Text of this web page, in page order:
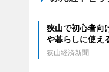
狭山で初心者
や暮らしに使え
狭山経済新聞